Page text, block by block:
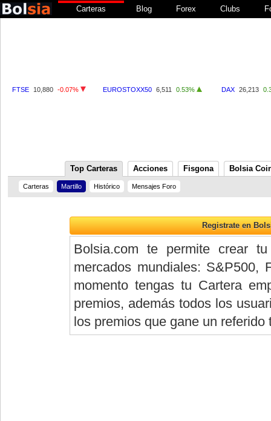
Carteras Blog Forex Clubs
FTSE 10,880 -0.07% EUROSTOXX50 6,511 0.53% DAX 26,213
Top Carteras Acciones Fisgona Bolsia
Carteras Martillo Histórico Mensajes Foro
Bolsia.com te permite crear
mercados mundiales:
momento tengas tu Cartera
premios, además todos los
los premios que gane un